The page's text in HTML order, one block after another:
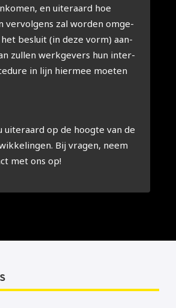
en uiter­aard hoe
ver­vol­gens zal wor­den omge­
besluit (in deze vorm) aan­
zul­len werk­ge­vers hun inter­
in lijn hier­mee moe­ten
uiter­aard op de hoog­te van de
Bij vra­gen, neem
met ons op!